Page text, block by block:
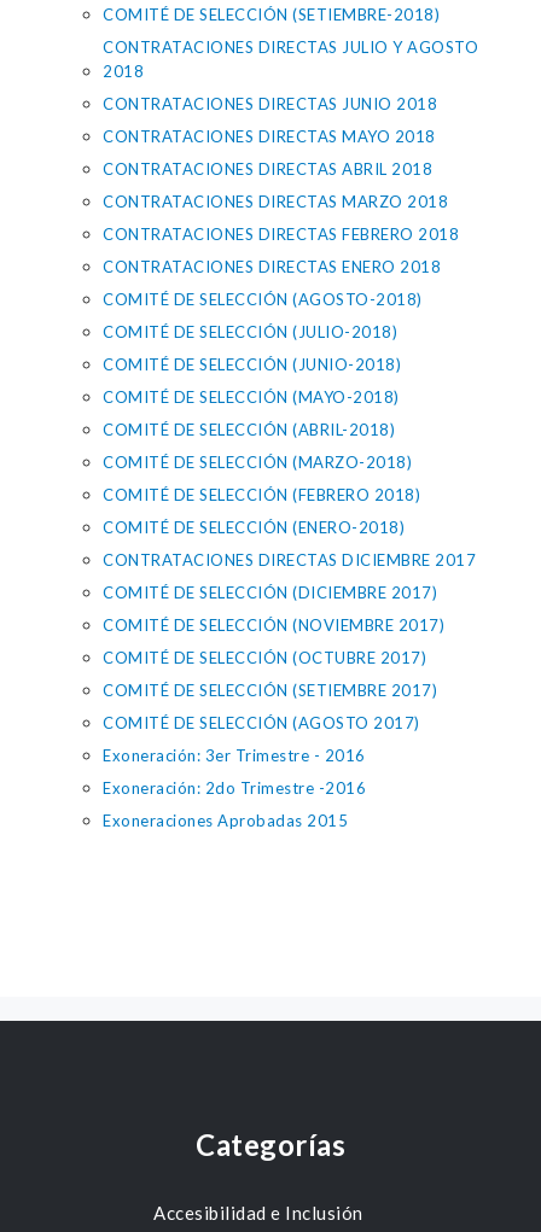
COMITÉ DE SELECCIÓN (SETIEMBRE-2018)
CONTRATACIONES DIRECTAS JULIO Y AGOSTO
2018
CONTRATACIONES DIRECTAS JUNIO 2018
CONTRATACIONES DIRECTAS MAYO 2018
CONTRATACIONES DIRECTAS ABRIL 2018
CONTRATACIONES DIRECTAS MARZO 2018
CONTRATACIONES DIRECTAS FEBRERO 2018
CONTRATACIONES DIRECTAS ENERO 2018
COMITÉ DE SELECCIÓN (AGOSTO-2018)
COMITÉ DE SELECCIÓN (JULIO-2018)
COMITÉ DE SELECCIÓN (JUNIO-2018)
COMITÉ DE SELECCIÓN (MAYO-2018)
COMITÉ DE SELECCIÓN (ABRIL-2018)
COMITÉ DE SELECCIÓN (MARZO-2018)
COMITÉ DE SELECCIÓN (FEBRERO 2018)
COMITÉ DE SELECCIÓN (ENERO-2018)
CONTRATACIONES DIRECTAS DICIEMBRE 2017
COMITÉ DE SELECCIÓN (DICIEMBRE 2017)
COMITÉ DE SELECCIÓN (NOVIEMBRE 2017)
COMITÉ DE SELECCIÓN (OCTUBRE 2017)
COMITÉ DE SELECCIÓN (SETIEMBRE 2017)
COMITÉ DE SELECCIÓN (AGOSTO 2017)
Exoneración: 3er Trimestre - 2016
Exoneración: 2do Trimestre -2016
Exoneraciones Aprobadas 2015
Categorías
Accesibilidad e Inclusión